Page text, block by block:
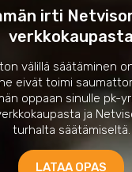
irti
verkkokaupasta
välillä säätäminen
eivät toimi
oppaan sinulle pk-
ja
turhalta säätämiseltä.
LATAA OPAS